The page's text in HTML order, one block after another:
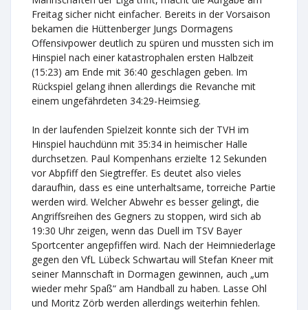
Freitag sicher nicht einfacher. Bereits in der Vorsaison
bekamen die Hüttenberger Jungs Dormagens
Offensivpower deutlich zu spüren und mussten sich im
Hinspiel nach einer katastrophalen ersten Halbzeit
(15:23) am Ende mit 36:40 geschlagen geben. Im
Rückspiel gelang ihnen allerdings die Revanche mit
einem ungefährdeten 34:29-Heimsieg.
In der laufenden Spielzeit konnte sich der TVH im
Hinspiel hauchdünn mit 35:34 in heimischer Halle
durchsetzen. Paul Kompenhans erzielte 12 Sekunden
vor Abpfiff den Siegtreffer. Es deutet also vieles
daraufhin, dass es eine unterhaltsame, torreiche Partie
werden wird. Welcher Abwehr es besser gelingt, die
Angriffsreihen des Gegners zu stoppen, wird sich ab
19:30 Uhr zeigen, wenn das Duell im TSV Bayer
Sportcenter angepfiffen wird. Nach der Heimniederlage
gegen den VfL Lübeck Schwartau will Stefan Kneer mit
seiner Mannschaft in Dormagen gewinnen, auch „um
wieder mehr Spaß“ am Handball zu haben. Lasse Ohl
und Moritz Zörb werden allerdings weiterhin fehlen.